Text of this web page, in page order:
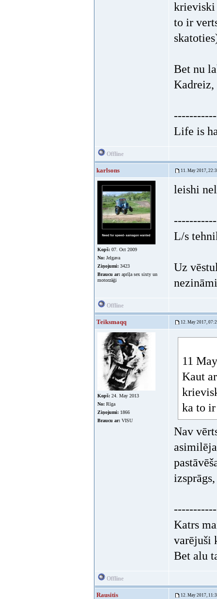
krieviski
to ir
Bet nu
Kadreiz,
Life is
Offline
karlsons 11. May 2017,
Kopš: 07. Oct 2009
No: Jelgava
Ziņojumi: 3423
Braucu ar: aprīļa sex sixty un
motorzāģi
leishi
L/s
Uz
Offline
Teiksmaqq 12. May 2017,
Kopš: 24. May 2013
No: Rīga
Ziņojumi: 1866
Braucu ar: VISU
11
Kaut
ka to
Nav
Katrs
varējuši
Bet alu
Offline
Rausitis 12. May 2017,